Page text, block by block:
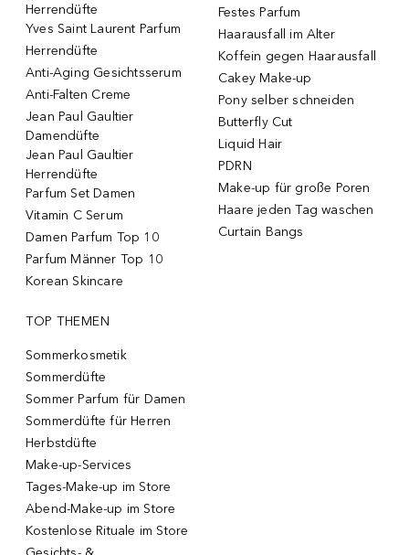
Herrendüfte
Yves Saint Laurent Parfum
Herrendüfte
Anti-Aging Gesichtsserum
Anti-Falten Creme
Jean Paul Gaultier
Damendüfte
Jean Paul Gaultier
Herrendüfte
Parfum Set Damen
Vitamin C Serum
Damen Parfum Top 10
Parfum Männer Top 10
Korean Skincare
Festes Parfum
Haarausfall im Alter
Koffein gegen Haarausfall
Cakey Make-up
Pony selber schneiden
Butterfly Cut
Liquid Hair
PDRN
Make-up für große Poren
Haare jeden Tag waschen
Curtain Bangs
TOP THEMEN
Sommerkosmetik
Sommerdüfte
Sommer Parfum für Damen
Sommerdüfte für Herren
Herbstdüfte
Make-up-Services
Tages-Make-up im Store
Abend-Make-up im Store
Kostenlose Rituale im Store